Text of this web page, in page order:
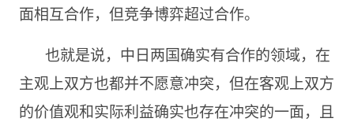
面相互合作，但竞争博弈超过合作。
也就是说，中日两国确实有合作的领域，在
主观上双方也都并不愿意冲突，但在客观上双方
的价值观和实际利益确实也存在冲突的一面，且